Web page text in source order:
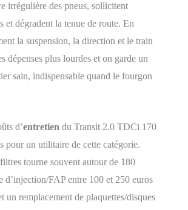
irrégulière des pneus, sollicitent
et dégradent la tenue de route. En
la suspension, la direction et le train
dépenses plus lourdes et on garde un
sain, indispensable quand le fourgon
d’entretien du Transit 2.0 TDCi 170
pour un utilitaire de cette catégorie.
tourne souvent autour de 180
d’injection/FAP entre 100 et 250 euros
un remplacement de plaquettes/disques